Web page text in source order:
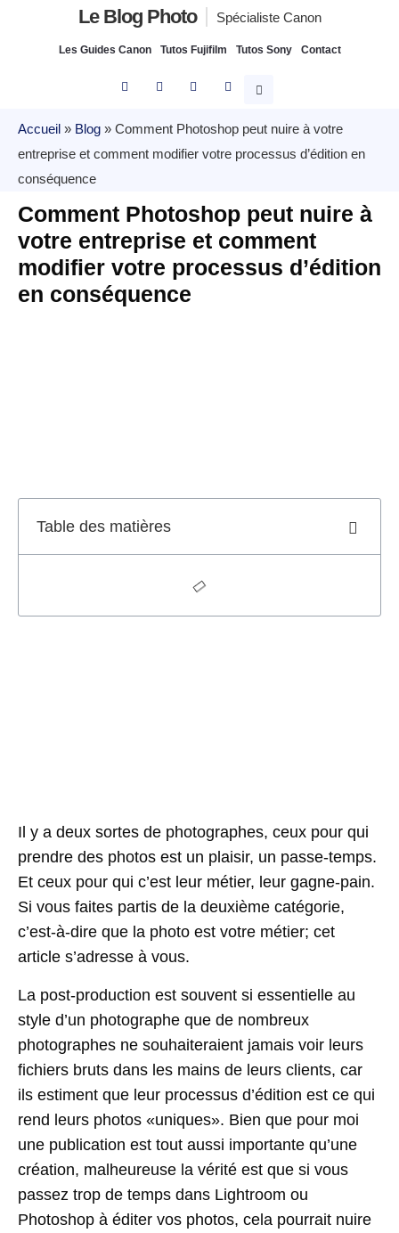
Le Blog Photo Spécialiste Canon
Les Guides Canon Tutos Fujifilm Tutos Sony Contact
Accueil » Blog » Comment Photoshop peut nuire à votre
entreprise et comment modifier votre processus d’édition en
conséquence
Comment Photoshop peut nuire à
votre entreprise et comment
modifier votre processus d’édition
en conséquence
Table des matières
Il y a deux sortes de photographes, ceux pour qui
prendre des photos est un plaisir, un passe-temps.
Et ceux pour qui c’est leur métier, leur gagne-pain.
Si vous faites partis de la deuxième catégorie,
c’est-à-dire que la photo est votre métier; cet
article s’adresse à vous.
La post-production est souvent si essentielle au
style d’un photographe que de nombreux
photographes ne souhaiteraient jamais voir leurs
fichiers bruts dans les mains de leurs clients, car
ils estiment que leur processus d’édition est ce qui
rend leurs photos «uniques». Bien que pour moi
une publication est tout aussi importante qu’une
création, malheureuse la vérité est que si vous
passez trop de temps dans Lightroom ou
Photoshop à éditer vos photos, cela pourrait nuire